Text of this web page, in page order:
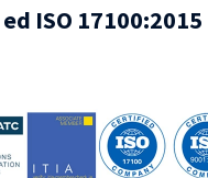
ISO 17100:2015